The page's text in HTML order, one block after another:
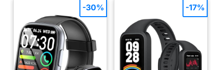
-30% -17%